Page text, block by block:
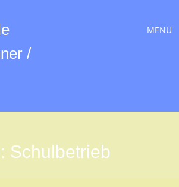
/
MENU
Schulbetrieb